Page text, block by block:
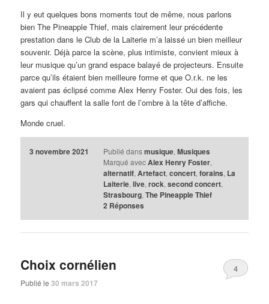
Il y eut quelques bons moments tout de même, nous parlons
bien The Pineapple Thief, mais clairement leur précédente
prestation dans le Club de la Laiterie m’a laissé un bien meilleur
souvenir. Déjà parce la scène, plus intimiste, convient mieux à
leur musique qu’un grand espace balayé de projecteurs. Ensuite
parce qu’ils étaient bien meilleure forme et que O.r.k. ne les
avaient pas éclipsé comme Alex Henry Foster. Oui des fois, les
gars qui chauffent la salle font de l’ombre à la tête d’affiche.
Monde cruel.
3 novembre 2021 Publié dans musique, Musiques
Marqué avec Alex Henry Foster,
alternatif, Artefact, concert, forains, La
Laiterie, live, rock, second concert,
Strasbourg, The Pineapple Thief
2 Réponses
Choix cornélien
Publié le30 mars 2017
4